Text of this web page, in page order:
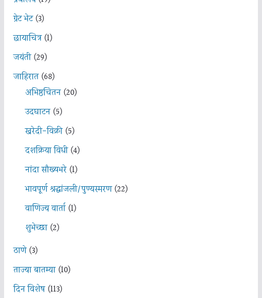
ग्रेट भेट(3)
छायाचित्र(1)
जयंती(29)
जाहिरात(68)
अभिष्ठचिंतन(20)
उदघाटन(5)
खरेदी-विक्री(5)
दशक्रिया विधी(4)
नांदा सौख्यभरे(1)
भावपूर्ण श्रद्धांजली/पुण्यस्मरण(22)
वाणिज्य वार्ता(1)
शुभेच्छा(2)
ठाणे(3)
ताज्या बातम्या(10)
दिन विशेष(113)